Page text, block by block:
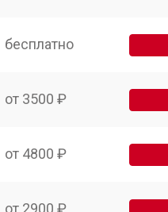
бесплатно
от 3500 ₽
от 4800 ₽
от 2900 ₽